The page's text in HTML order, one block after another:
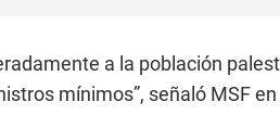
a la población
mínimos”, señaló MSF